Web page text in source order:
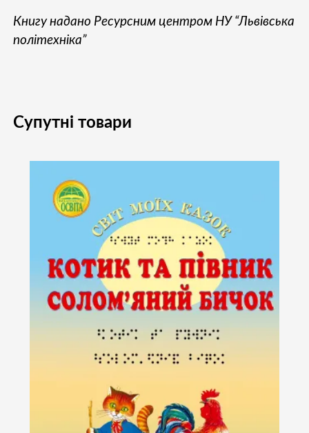
Книгу надано Ресурсним центром НУ “Львівська
політехніка”
Супутні товари